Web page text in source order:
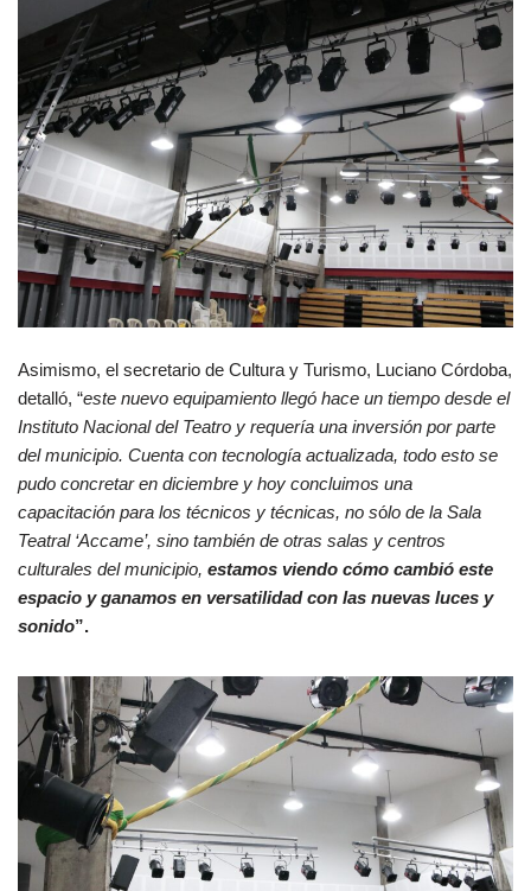
Asimismo, el secretario de Cultura y Turismo, Luciano Córdoba,
detalló, “este nuevo equipamiento llegó hace un tiempo desde el
Instituto Nacional del Teatro y requería una inversión por parte
del municipio. Cuenta con tecnología actualizada, todo esto se
pudo concretar en diciembre y hoy concluimos una
capacitación para los técnicos y técnicas, no sólo de la Sala
Teatral ‘Accame’, sino también de otras salas y centros
culturales del municipio, estamos viendo cómo cambió este
espacio y ganamos en versatilidad con las nuevas luces y
sonido”.